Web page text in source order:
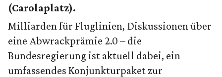
(Carolaplatz).
Milliarden für Fluglinien, Diskussionen über
eine Abwrackprämie 2.0 – die
Bundesregierung ist aktuell dabei, ein
umfassendes Konjunkturpaket zur